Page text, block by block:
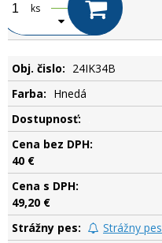
ks
24IK34B
Hnedá
40 €
49,20 €
Strážny pes